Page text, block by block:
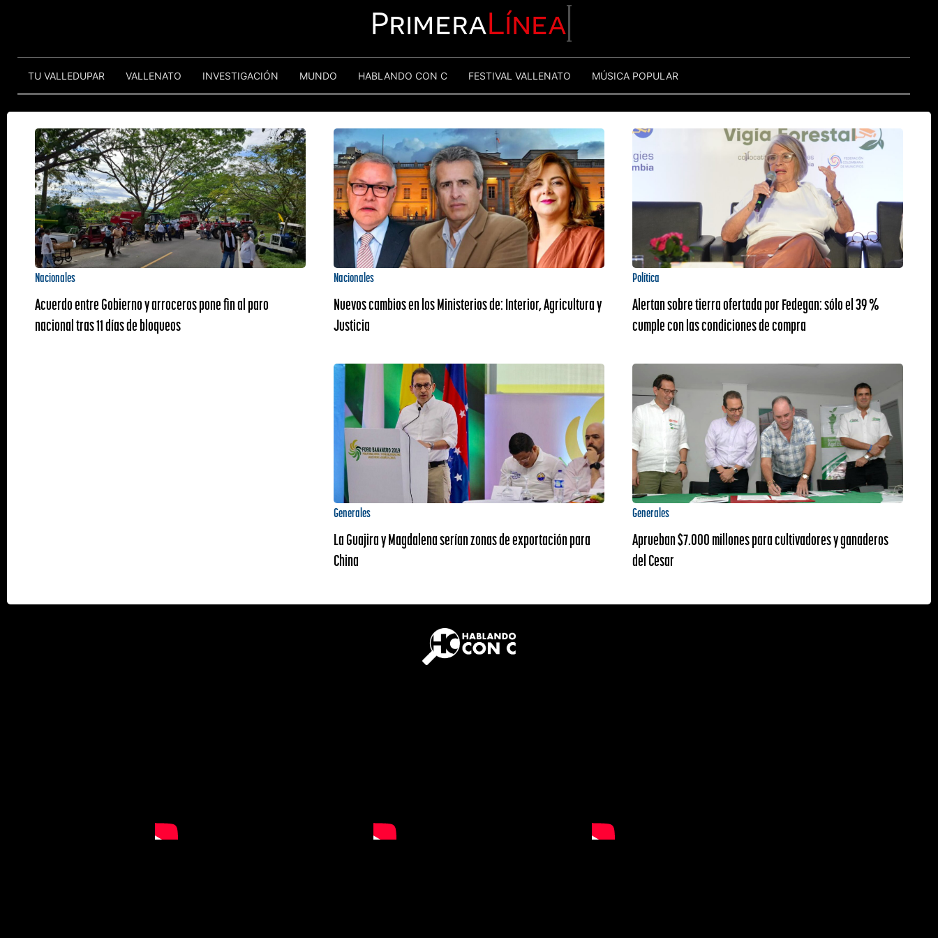
PrimeraLínea
TU VALLEDUPAR VALLENATO INVESTIGACIÓN MUNDO HABLANDO CON C FESTIVAL VALLENATO MÚSICA POPULAR
Nacionales
Acuerdo entre Gobierno y arroceros pone fin al paro
nacional tras 11 días de bloqueos
Nacionales
Nuevos cambios en los Ministerios de: Interior, Agricultura y
Justicia
Política
Alertan sobre tierra ofertada por Fedegan: sólo el 39 %
cumple con las condiciones de compra
Generales
La Guajira y Magdalena serían zonas de exportación para
China
Generales
Aprueban $7.000 millones para cultivadores y ganaderos
del Cesar